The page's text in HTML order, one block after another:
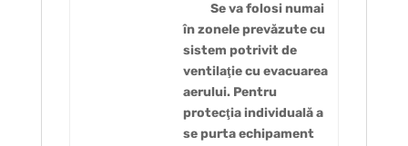
Se va folosi numai
în zonele prevăzute cu
sistem potrivit de
ventilaţie cu evacuarea
aerului. Pentru
protecţia individuală a
se purta echipament